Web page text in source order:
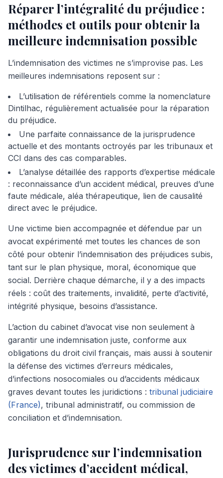
Réparer l’intégralité du préjudice :
méthodes et outils pour obtenir la
meilleure indemnisation possible
L’indemnisation des victimes ne s’improvise pas. Les
meilleures indemnisations reposent sur :
L’utilisation de référentiels comme la nomenclature
Dintilhac, régulièrement actualisée pour la réparation
du préjudice.
Une parfaite connaissance de la jurisprudence
actuelle et des montants octroyés par les tribunaux et
CCI dans des cas comparables.
L’analyse détaillée des rapports d’expertise médicale
: reconnaissance d’un accident médical, preuves d’une
faute médicale, aléa thérapeutique, lien de causalité
direct avec le préjudice.
Une victime bien accompagnée et défendue par un
avocat expérimenté met toutes les chances de son
côté pour obtenir l’indemnisation des préjudices subis,
tant sur le plan physique, moral, économique que
social. Derrière chaque démarche, il y a des impacts
réels : coût des traitements, invalidité, perte d’activité,
intégrité physique, besoins d’assistance.
L’action du cabinet d’avocat vise non seulement à
garantir une indemnisation juste, conforme aux
obligations du droit civil français, mais aussi à soutenir
la défense des victimes d’erreurs médicales,
d’infections nosocomiales ou d’accidents médicaux
graves devant toutes les juridictions : tribunal judiciaire
(France), tribunal administratif, ou commission de
conciliation et d’indemnisation.
Jurisprudence sur l’indemnisation
des victimes d’accident médical,